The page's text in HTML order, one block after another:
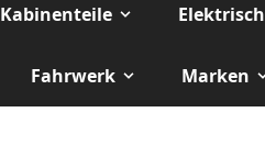
Kabinenteile Elektrisch
Fahrwerk Marken